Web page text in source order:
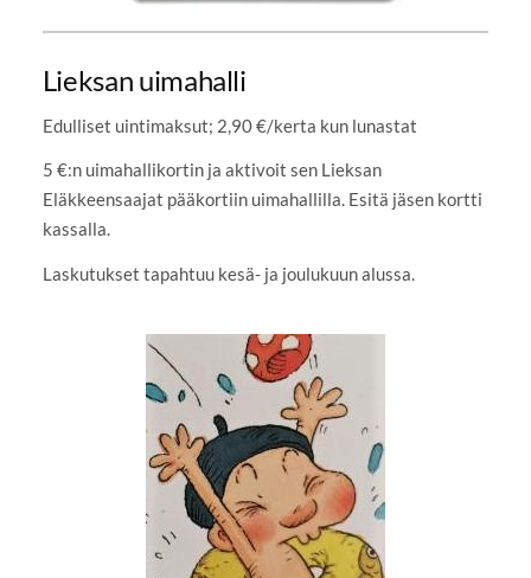
Lieksan uimahalli
Edulliset uintimaksut; 2,90 €/kerta kun lunastat
5 €:n uimahallikortin ja aktivoit sen Lieksan
Eläkkeensaajat pääkortiin uimahallilla. Esitä jäsen kortti
kassalla.
Laskutukset tapahtuu kesä- ja joulukuun alussa.